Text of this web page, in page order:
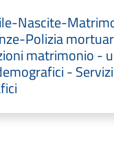
Nascite-
Polizia
matrimonio -
- Servizi